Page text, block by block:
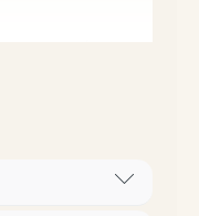
állatkísérlet